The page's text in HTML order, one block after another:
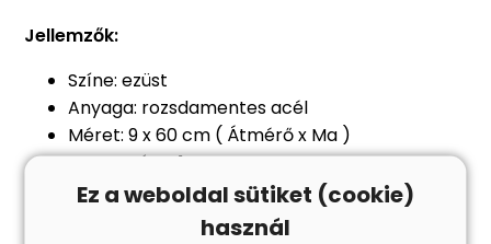
Jellemzők:
Színe: ezüst
Anyaga: rozsdamentes acél
Méret: 9 x 60 cm ( Átmérő x Ma )
Vastagsága: 1 mm
A csuklós alsó lemez lefelé nyílik az egyszerű
ürítés érdekében
Ez a weboldal sütiket (cookie)
használ